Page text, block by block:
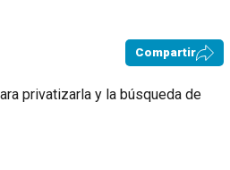
Compartir